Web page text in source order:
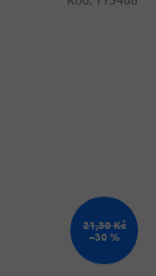
21,30 Kč
–30 %